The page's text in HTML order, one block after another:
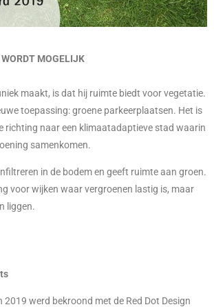
MOGELIJK
maakt, is dat hij ruimte biedt voor vegetatie.
toepassing: groene parkeerplaatsen. Het is
richting naar een klimaatadaptieve stad waarin
samenkomen.
in de bodem en geeft ruimte aan groen.
voor wijken waar vergroenen lastig is, maar
liggen.
2019 werd bekroond met de Red Dot Design